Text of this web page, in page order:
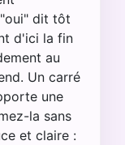
dit tôt
d'ici la fin
au
Un carré
une
la sans
et claire :